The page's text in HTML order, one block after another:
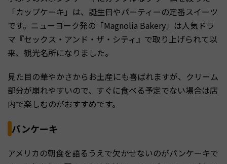
「カップケーキ」は、誕生日やパーティーの定番スイーツ
です。ニューヨーク発の「Magnolia Bakery」は人気ドラ
マ『セックス・アンド・ザ・シティ』で取り上げられて以
来、観光名所になりました。
見た目の華やかさからお土産にも喜ばれますが、クリーム
部分が崩れやすいので、すぐに食べる予定でない場合は店
内で楽しむのがおすすめです。
パンケーキ
アメリカの朝食を語るうえで欠かせないのがパンケーキで